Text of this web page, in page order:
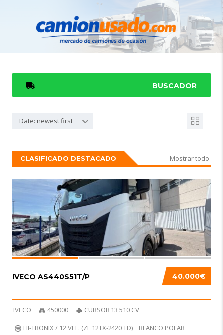
BUSCADOR
Date: newest first
CLASIFICADO DESTACADO Mostrar todo
DESTACADO
40.000€
IVECO AS440S51T/P
IVECO 450000
CURSOR 13 510 CV
HI-TRONIX / 12 VEL. (ZF 12TX-2420 TD)
BLANCO POLAR